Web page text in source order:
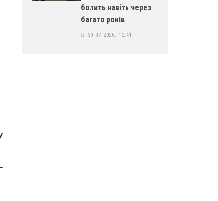
болить навіть через
багато років
30-07-2026, 12:41